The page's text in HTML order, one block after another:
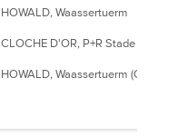
HOWALD, Waassertuerm
CLOCHE D'OR, P+R Stade de
HOWALD, Waassertuerm (CIPA)